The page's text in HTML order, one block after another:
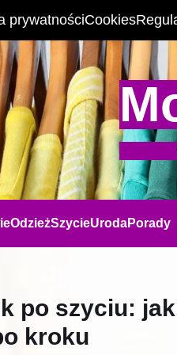
prywatnościCookies
OdzieżSzycieUrodaPorady
po szyciu:
kroku